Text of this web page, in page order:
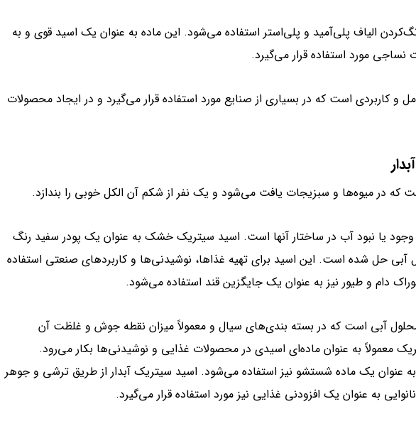
الیاف پلی‌آمید و پلی‌استر استفاده می‌شود. این ماده به عنوان یک اسید قوی و به
مورد استفاده قرار می‌گیرد.
کاربردی است که در بسیاری از صنایع مورد استفاده قرار می‌گیرد و در ایجاد محصولات
که در میوه‌ها و سبزیجات یافت می‌شود و یک نفر از شکم آن الکل خوبی را بندازد.
یا نبود آب در ساختار آنها است. اسید سیتریک خشک به عنوان یک پودر سفید رنگ
حل شده است. این اسید برای تهیه غذاها، نوشیدنی‌ها و کاربردهای صنعتی استفاده
دام و طیور نیز به عنوان یک جایگزین قند استفاده می‌شود.
آبی است که در بسته بندی‌های سیال و معمولاً میزان نقطه جوش و غلظت آن
به عنوان ماده‌ای اسیدی در محصولات غذایی و نوشیدنی‌ها بکار می‌رود.
عنوان یک ماده شستشو نیز استفاده می‌شود. اسید سیتریک آبدار از طریق ترشی و جوهر
به عنوان یک افزودنی غذایی نیز مورد استفاده قرار می‌گیرد.